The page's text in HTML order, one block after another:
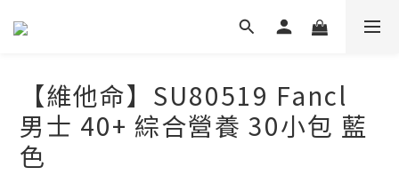
【維他命】SU80519 Fancl
男士 40+ 綜合營養 30小包 藍
色